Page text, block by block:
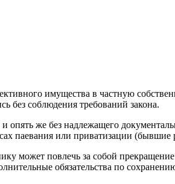
имущества в частную
без соблюдения требований закона.
опять же без надлежащего
паевания или приватизации (бывшие
может повлечь за собой прекращение
обязательства по